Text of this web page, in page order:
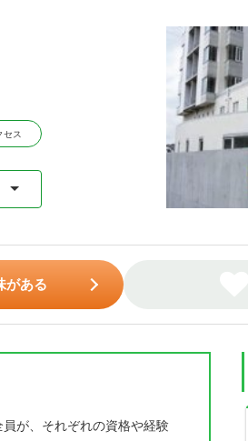
セス
がある
が、それぞれの資格や経験